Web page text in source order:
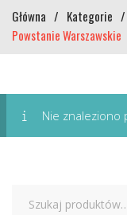
Główna / Kategorie /
Powstanie Warszawskie
Nie znaleziono